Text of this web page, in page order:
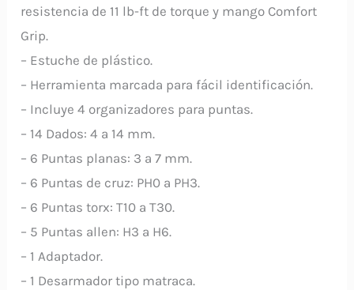
cantidad
resistencia de 11 lb-ft de torque y mango Comfort
Grip.
– Estuche de plástico.
– Herramienta marcada para fácil identificación.
– Incluye 4 organizadores para puntas.
– 14 Dados: 4 a 14 mm.
– 6 Puntas planas: 3 a 7 mm.
– 6 Puntas de cruz: PH0 a PH3.
– 6 Puntas torx: T10 a T30.
– 5 Puntas allen: H3 a H6.
– 1 Adaptador.
– 1 Desarmador tipo matraca.